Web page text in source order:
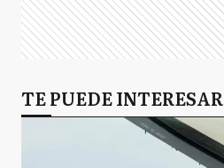
TE PUEDE INTERESAR